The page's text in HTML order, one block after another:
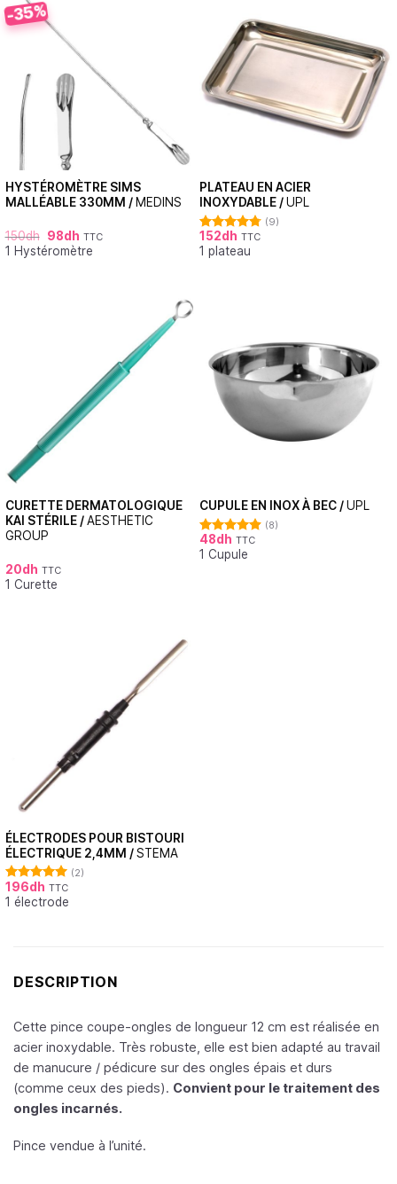
-35%
HYSTÉROMÈTRE SIMS
MALLÉABLE 330MM / MEDINS
150dh 98dh TTC
1 Hystéromètre
PLATEAU EN ACIER
INOXYDABLE /UPL
Note4.78
sur 5
(9)
152dh TTC
1 plateau
CURETTE DERMATOLOGIQUE
KAI STÉRILE /AESTHETIC
GROUP
20dh TTC
1 Curette
CUPULE EN INOX À BEC /UPL
Note4.88
sur 5
(8)
48dh TTC
1 Cupule
ÉLECTRODES POUR BISTOURI
ÉLECTRIQUE 2,4MM /STEMA
Note5.00
sur 5
(2)
196dh TTC
1 électrode
DESCRIPTION
Cette pince coupe-ongles de longueur 12 cm est réalisée en
acier inoxydable. Très robuste, elle est bien adapté au travail
de manucure / pédicure sur des ongles épais et durs
(comme ceux des pieds). Convient pour le traitement des
ongles incarnés.
Pince vendue à l’unité.